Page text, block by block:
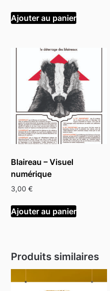
Ajouter au panier
Blaireau – Visuel
numérique
3,00€
Ajouter au panier
Produits similaires